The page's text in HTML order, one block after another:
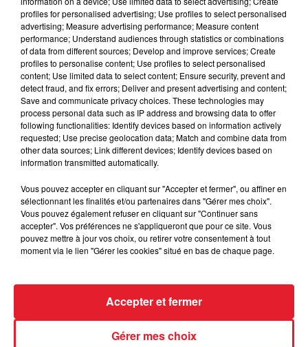
Cassie met fin à une ex-escorte
masculine dans sa bataille...
Des vitres tombent de la tour
Montparnasse : des désaccords
entre...
Incendies en Gironde : encore
plusieurs semaines avant
l'extinction...
profiles for personalised advertising; Use profiles to select personalised
advertising; Measure advertising performance; Measure content
performance; Understand audiences through statistics or combinations
of data from different sources; Develop and improve services; Create
profiles to personalise content; Use profiles to select personalised
content; Use limited data to select content; Ensure security, prevent and
detect fraud, and fix errors; Deliver and present advertising and content;
Save and communicate privacy choices. These technologies may
process personal data such as IP address and browsing data to offer
following functionalities: Identify devices based on information actively
requested; Use precise geolocation data; Match and combine data from
other data sources; Link different devices; Identify devices based on
information transmitted automatically.
Vous pouvez accepter en cliquant sur "Accepter et fermer", ou affiner en
sélectionnant les finalités et/ou partenaires dans "Gérer mes choix".
Vous pouvez également refuser en cliquant sur "Continuer sans
accepter". Vos préférences ne s'appliqueront que pour ce site. Vous
pouvez mettre à jour vos choix, ou retirer votre consentement à tout
moment via le lien "Gérer les cookies" situé en bas de chaque page.
Gérer mes choix
Accepter et fermer